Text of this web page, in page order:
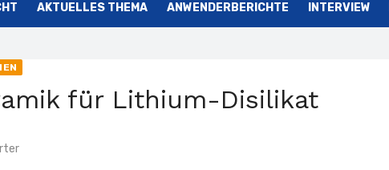
AKTUELLES THEMA ANWENDERBERICHTE INTERVIEW
für Lithium-Disilikat